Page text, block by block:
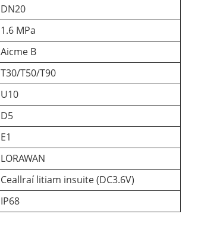
DN20
1.6 MPa
Aicme B
T30/T50/T90
U10
D5
E1
LORAWAN
Ceallraí litiam insuite (DC3.6V)
IP68